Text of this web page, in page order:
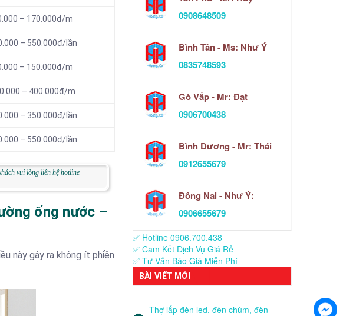
– 170.000đ/m
– 550.000đ/lần
– 150.000đ/m
– 400.000đ/m
– 350.000đ/lần
– 550.000đ/lần
vui lòng liên hệ hotline
ống nước –
này gây ra không ít phiền
0908648509
Bình Tân - Ms: Như Ý
0835748593
Gò Vấp - Mr: Đạt
0906700438
Bình Dương - Mr: Thái
0912655679
Đông Nai - Như Ý:
0906655679
✅ Hotline 0906.700.438
✅ Cam Kết Dịch Vụ Giá Rẻ
✅ Tư Vấn Báo Giá Miễn Phí
BÀI VIẾT MỚI
Thợ lắp đèn led, đèn chùm, đèn